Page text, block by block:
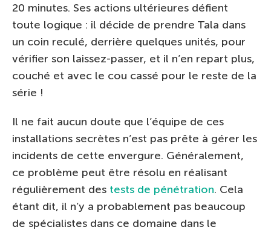
20 minutes. Ses actions ultérieures défient
toute logique : il décide de prendre Tala dans
un coin reculé, derrière quelques unités, pour
vérifier son laissez-passer, et il n’en repart plus,
couché et avec le cou cassé pour le reste de la
série !
Il ne fait aucun doute que l’équipe de ces
installations secrètes n’est pas prête à gérer les
incidents de cette envergure. Généralement,
ce problème peut être résolu en réalisant
régulièrement des tests de pénétration. Cela
étant dit, il n’y a probablement pas beaucoup
de spécialistes dans ce domaine dans le